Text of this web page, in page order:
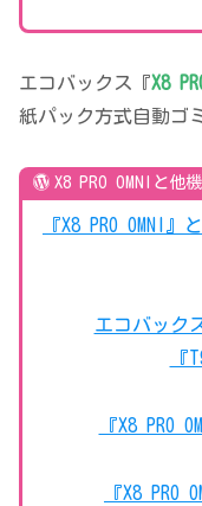
エコバックス『X8
紙パック方式自動ゴ
X8 PRO OMNIと他
『X8 PRO OMNI』
エコバックス
『
『X8 PRO
『X8 PRO